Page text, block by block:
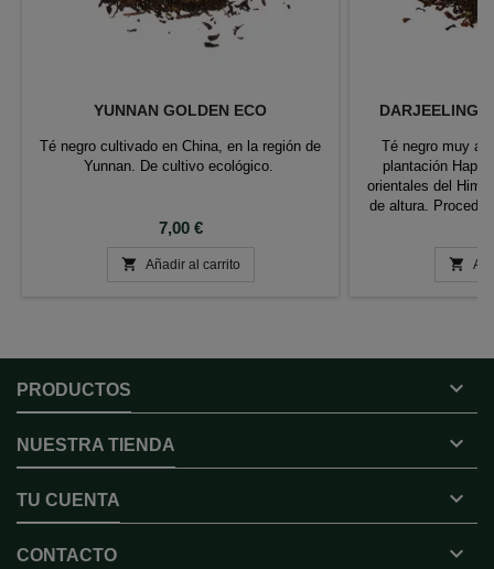
YUNNAN GOLDEN ECO
Té negro cultivado en China, en la región de
Yunnan. De cultivo ecológico.
Precio
7,00 €
 Añadir al carrito
DARJEELING
Té negro muy
plantación
orientales del
de altura.

PRODUCTOS 
NUESTRA TIENDA 
TU CUENTA 
CONTACTO 